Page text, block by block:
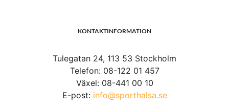
KONTAKTINFORMATION
Tulegatan 24, 113 53 Stockholm
Telefon: 08-122 01 457
Växel: 08-441 00 10
E-post: info@sporthalsa.se